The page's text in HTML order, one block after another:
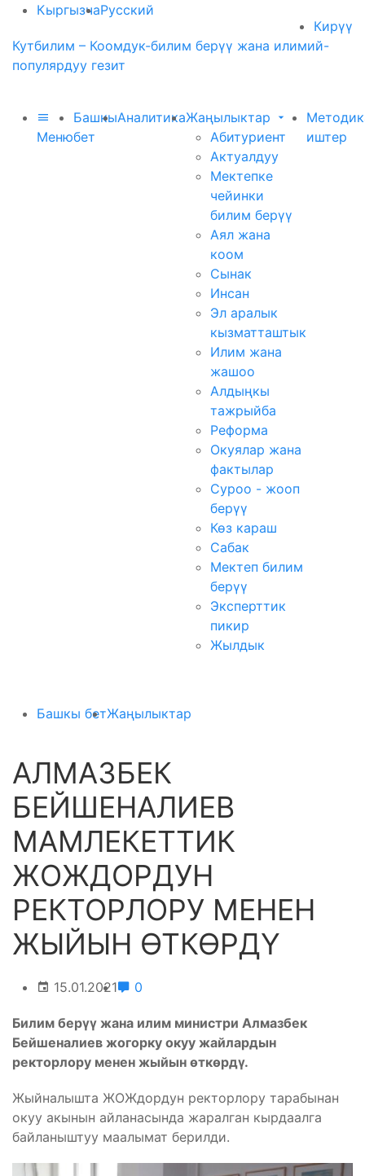
КыргызчаРусский
Кирүү
Кутбилим – Коомдук-билим берүү жана илимий-
популярдуу гезит
Меню
Башкы
бет
АналитикаЖаңылыктар
Абитуриент
Актуалдуу
Мектепке
чейинки
билим берүү
Аял жана
коом
Сынак
Инсан
Эл аралык
кызматташтык
Илим жана
жашоо
Алдыңкы
тажрыйба
Реформа
Окуялар жана
фактылар
Суроо - жооп
берүү
Көз караш
Сабак
Мектеп билим
берүү
Эксперттик
пикир
Жылдык
иштер
Башкы бетЖаңылыктар
АЛМАЗБЕК
БЕЙШЕНАЛИЕВ
МАМЛЕКЕТТИК
ЖОЖДОРДУН
РЕКТОРЛОРУ МЕНЕН
ЖЫЙЫН ӨТКӨРДҮ
15.01.2021 0
Билим берүү жана илим министри Алмазбек
Бейшеналиев жогорку окуу жайлардын
ректорлору менен жыйын өткөрдү.
Жыйналышта ЖОЖдордун ректорлору тарабынан
окуу акынын айланасында жаралган кырдаалга
байланыштуу маалымат берилди.